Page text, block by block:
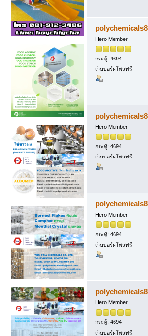
polychemicals8
Hero Member
กระทู้: 4694
เว็บบอร์ดโพสฟรี
polychemicals8
Hero Member
กระทู้: 4694
เว็บบอร์ดโพสฟรี
polychemicals8
Hero Member
กระทู้: 4694
เว็บบอร์ดโพสฟรี
polychemicals8
Hero Member
กระทู้: 4694
เว็บบอร์ดโพสฟรี